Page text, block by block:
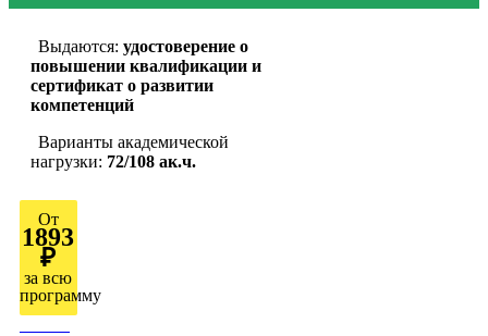
Выдаются: удостоверение о
повышении квалификации и
сертификат о развитии
компетенций
Варианты академической
нагрузки: 72/108 ак.ч.
От
1893
₽
за всю
программу